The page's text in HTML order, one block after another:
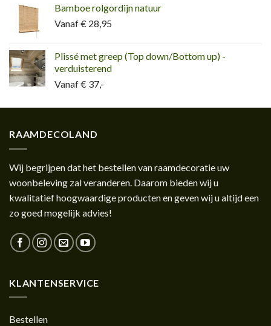
Bamboe rolgordijn natuur
Vanaf € 28,95
Plissé met greep (Top down/Bottom up) -
verduisterend
Vanaf € 37,-
RAAMDECOLAND
Wij begrijpen dat het bestellen van raamdecoratie uw
woonbeleving zal veranderen. Daarom bieden wij u
kwalitatief hoogwaardige producten en geven wij u altijd een
zo goed mogelijk advies!
KLANTENSERVICE
Bestellen